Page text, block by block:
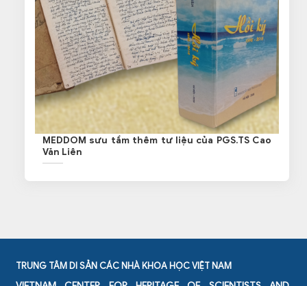
MEDDOM sưu tầm thêm tư liệu của PGS.TS Cao
Văn Liên
TRUNG TÂM DI SẢN CÁC NHÀ KHOA HỌC VIỆT NAM